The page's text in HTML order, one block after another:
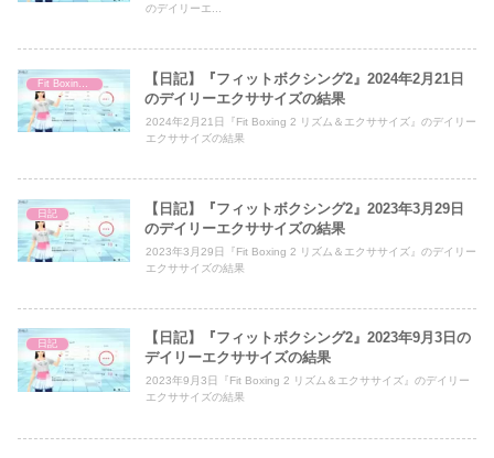
のデイリーエ...
【日記】『フィットボクシング2』2024年2月21日
のデイリーエクササイズの結果
2024年2月21日『Fit Boxing 2 リズム＆エクササイズ』のデイリー
エクササイズの結果
日記
【日記】『フィットボクシング2』2023年3月29日
のデイリーエクササイズの結果
2023年3月29日『Fit Boxing 2 リズム＆エクササイズ』のデイリー
エクササイズの結果
日記
【日記】『フィットボクシング2』2023年9月3日の
デイリーエクササイズの結果
2023年9月3日『Fit Boxing 2 リズム＆エクササイズ』のデイリー
エクササイズの結果